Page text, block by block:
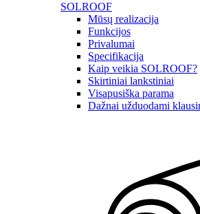
SOLROOF
Mūsų realizacija
Funkcijos
Privalumai
Specifikacija
Kaip veikia SOLROOF?
Skirtiniai lankstiniai
Visapusiška parama
Dažnai užduodami